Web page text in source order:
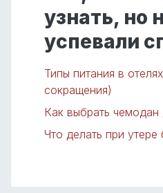
узнать, но
успевали
Типы питания в
сокращения)
Как выбрать чемодан
Что делать при утере